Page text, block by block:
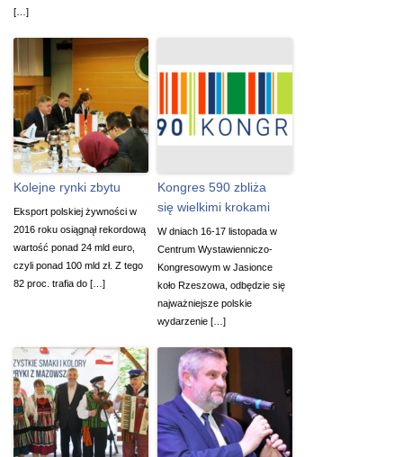
[…]
Kolejne rynki zbytu
Eksport polskiej żywności w
2016 roku osiągnął rekordową
wartość ponad 24 mld euro,
czyli ponad 100 mld zł. Z tego
82 proc. trafia do […]
Kongres 590 zbliża
się wielkimi krokami
W dniach 16-17 listopada w
Centrum Wystawienniczo-
Kongresowym w Jasionce
koło Rzeszowa, odbędzie się
najważniejsze polskie
wydarzenie […]